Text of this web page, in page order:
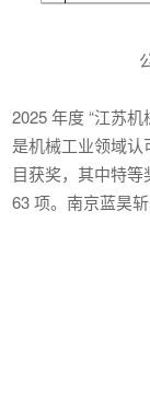
2025 年度 “江苏机
是机械工业领域
目获奖，其中特
63 项。南京蓝昊